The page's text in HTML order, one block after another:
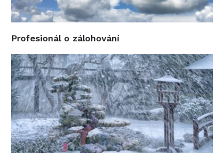
Profesionál o zálohování